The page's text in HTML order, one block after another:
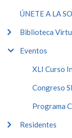
ÚNETE A LA
Biblioteca
Eventos
XLI Curso
Congreso
Programa
Residentes